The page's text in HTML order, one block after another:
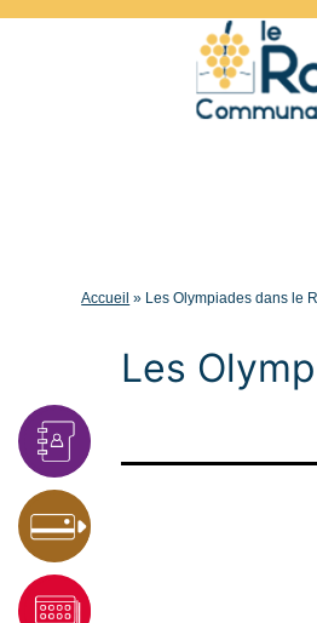
Accueil » Les Olympiades dans le
Les